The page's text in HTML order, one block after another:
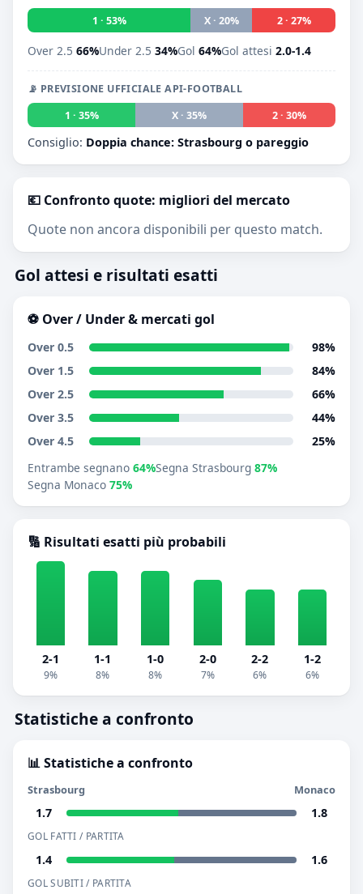
1 · 53% X · 20% 2 · 27%
Over 2.5 66%Under 2.5 34%Gol 64%Gol attesi 2.0-1.4
📡 PREVISIONE UFFICIALE API-FOOTBALL
1 · 35%
X · 35% 2 · 30%
Consiglio: Doppia chance: Strasbourg o pareggio
💶 Confronto quote: migliori del mercato
Quote non ancora disponibili per questo match.
Gol attesi e risultati esatti
⚽ Over / Under & mercati gol
Over 0.5
98%
Over 1.5
84%
Over 2.5
66%
Over 3.5
44%
Over 4.5
25%
Entrambe segnano 64%Segna Strasbourg 87%
Segna Monaco 75%
🔢 Risultati esatti più probabili
2-1
9%
1-1
8%
1-0
8%
2-0
7%
2-2
6%
1-2
6%
Statistiche a confronto
📊 Statistiche a confronto
Strasbourg Monaco
1.7 1.8
GOL FATTI / PARTITA
1.4 1.6
GOL SUBITI / PARTITA